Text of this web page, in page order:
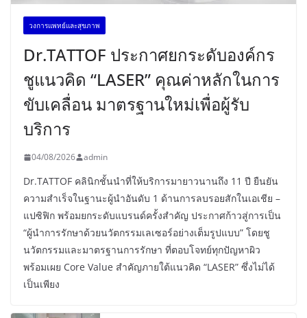
วงการแพทย์และสุขภาพ
Dr.TATTOF ประกาศยกระดับองค์กร
ชูแนวคิด “LASER” คุณค่าหลักในการ
ขับเคลื่อน มาตรฐานใหม่เพื่อผู้รับ
บริการ
04/08/2026 admin
Dr.TATTOF คลินิกชั้นนำที่ให้บริการมายาวนานถึง 11 ปี ยืนยัน
ความสำเร็จในฐานะผู้นำอันดับ 1 ด้านการลบรอยสักในเอเชีย –
แปซิฟิก พร้อมยกระดับแบรนด์ครั้งสำคัญ ประกาศก้าวสู่การเป็น
“ผู้นำการรักษาด้วยนวัตกรรมเลเซอร์อย่างเต็มรูปแบบ” โดยชู
นวัตกรรมและมาตรฐานการรักษา ที่ตอบโจทย์ทุกปัญหาผิว
พร้อมเผย Core Value สำคัญภายใต้แนวคิด “LASER” ซึ่งไม่ได้
เป็นเพียง